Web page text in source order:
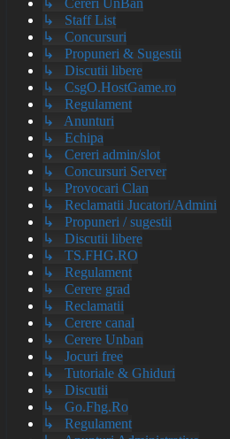
↳ Cereri UnBan
↳ Staff List
↳ Concursuri
↳ Propuneri & Sugestii
↳ Discutii libere
↳ CsgO.HostGame.ro
↳ Regulament
↳ Anunturi
↳ Echipa
↳ Cereri admin/slot
↳ Concursuri Server
↳ Provocari Clan
↳ Reclamatii Jucatori/Admini
↳ Propuneri / sugestii
↳ Discutii libere
↳ TS.FHG.RO
↳ Regulament
↳ Cerere grad
↳ Reclamatii
↳ Cerere canal
↳ Cerere Unban
↳ Jocuri free
↳ Tutoriale & Ghiduri
↳ Discutii
↳ Go.Fhg.Ro
↳ Regulament